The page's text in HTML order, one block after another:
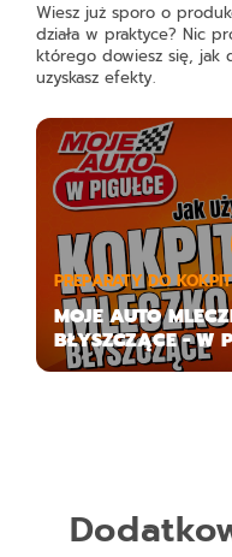
Wiesz już sporo o
działa w praktyce? Nic
którego dowiesz się, jak
uzyskasz efekty.
PREPARATY DO
MOJE AUTO
BŁYSZCZĄCE - W